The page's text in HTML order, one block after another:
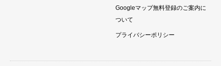
Googleマップ無料登録のご案内に
ついて
プライバシーポリシー